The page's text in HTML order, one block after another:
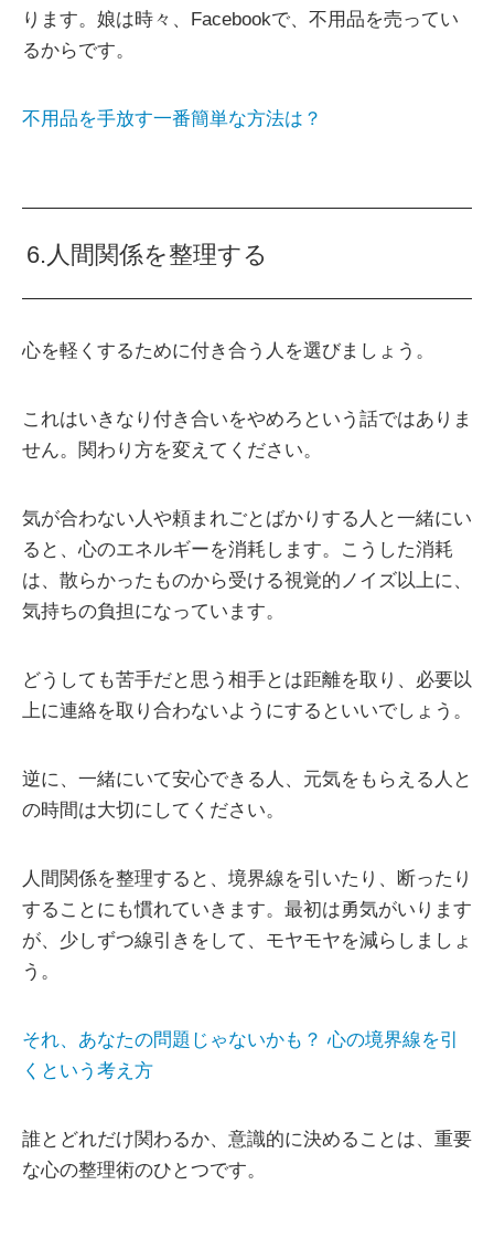
ります。娘は時々、Facebookで、不用品を売ってい
るからです。
不用品を手放す一番簡単な方法は？
6.人間関係を整理する
心を軽くするために付き合う人を選びましょう。
これはいきなり付き合いをやめろという話ではありま
せん。関わり方を変えてください。
気が合わない人や頼まれごとばかりする人と一緒にい
ると、心のエネルギーを消耗します。こうした消耗
は、散らかったものから受ける視覚的ノイズ以上に、
気持ちの負担になっています。
どうしても苦手だと思う相手とは距離を取り、必要以
上に連絡を取り合わないようにするといいでしょう。
逆に、一緒にいて安心できる人、元気をもらえる人と
の時間は大切にしてください。
人間関係を整理すると、境界線を引いたり、断ったり
することにも慣れていきます。最初は勇気がいります
が、少しずつ線引きをして、モヤモヤを減らしましょ
う。
それ、あなたの問題じゃないかも？ 心の境界線を引
くという考え方
誰とどれだけ関わるか、意識的に決めることは、重要
な心の整理術のひとつです。